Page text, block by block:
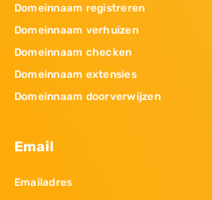
Domeinnaam registreren
Domeinnaam verhuizen
Domeinnaam checken
Domeinnaam extensies
Domeinnaam doorverwijzen
Email
Emailadres